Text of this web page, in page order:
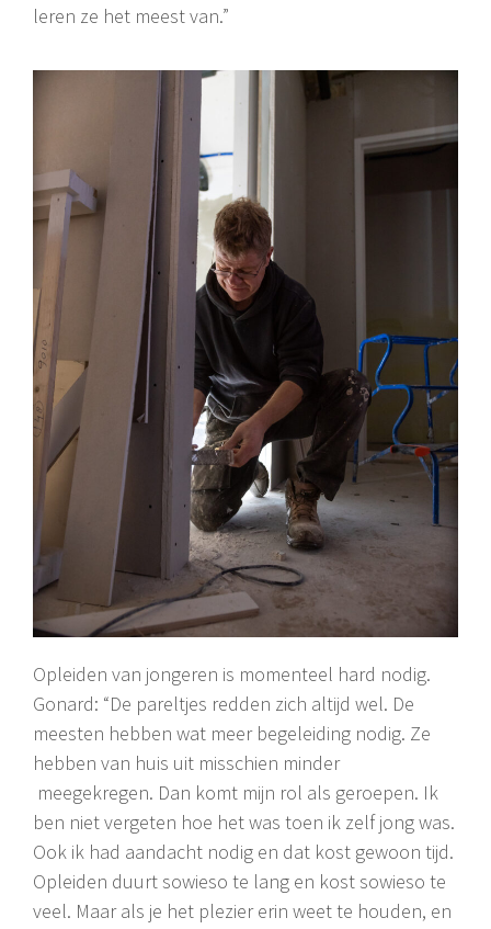
leren ze het meest van.”
Opleiden van jongeren is momenteel hard nodig.
Gonard: “De pareltjes redden zich altijd wel. De
meesten hebben wat meer begeleiding nodig. Ze
hebben van huis uit misschien minder
meegekregen. Dan komt mijn rol als geroepen. Ik
ben niet vergeten hoe het was toen ik zelf jong was.
Ook ik had aandacht nodig en dat kost gewoon tijd.
Opleiden duurt sowieso te lang en kost sowieso te
veel. Maar als je het plezier erin weet te houden, en